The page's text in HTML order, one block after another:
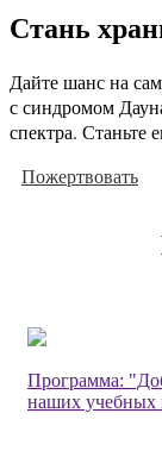
Стань
Дайте шанс на
с синдромом
спектра. Станьте
Пожертвовать
Программа:
наших учебных